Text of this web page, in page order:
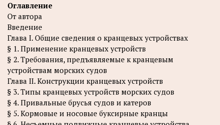
Оглавление
От автора
Введение
Глава I. Общие сведения о кранцевых устройствах
§ 1. Применение кранцевых устройств
§ 2. Требования, предъявляемые к кранцевым
устройствам морских судов
Глава II. Конструкции кранцевых устройств
§ 3. Типы кранцевых устройств морских судов
§ 4. Привальные брусья судов и катеров
§ 5. Кормовые и носовые буксирные кранцы